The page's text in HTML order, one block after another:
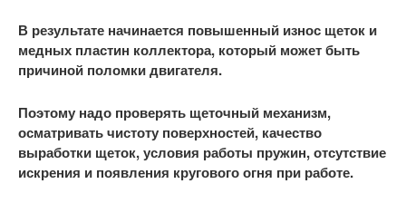
В результате начинается повышенный износ щеток и
медных пластин коллектора, который может быть
причиной поломки двигателя.
Поэтому надо проверять щеточный механизм,
осматривать чистоту поверхностей, качество
выработки щеток, условия работы пружин, отсутствие
искрения и появления кругового огня при работе.